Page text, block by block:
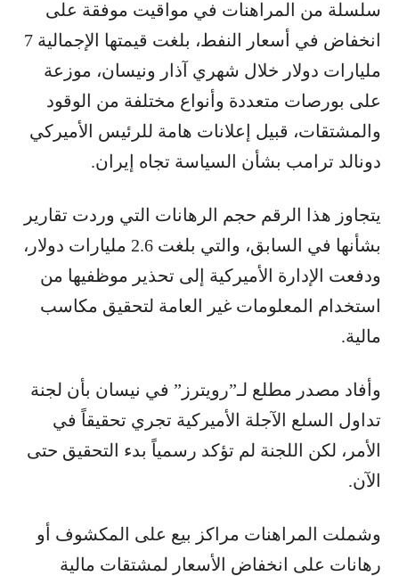
سلسلة من المراهنات في مواقيت موفقة على
انخفاض في أسعار النفط، بلغت قيمتها الإجمالية 7
مليارات دولار خلال شهري آذار ونيسان، موزعة
على بورصات متعددة وأنواع مختلفة من الوقود
والمشتقات، قبيل إعلانات هامة للرئيس الأميركي
دونالد ترامب بشأن السياسة تجاه إيران.
يتجاوز ​هذا الرقم حجم الرهانات التي وردت تقارير
بشأنها في السابق، والتي بلغت 2.6 مليارات دولار،
ودفعت الإدارة الأميركية إلى تحذير موظفيها من
استخدام المعلومات غير العامة لتحقيق مكاسب
مالية.
وأفاد ‌مصدر مطلع لـ”رويترز” في نيسان بأن لجنة
تداول السلع الآجلة الأميركية تجري تحقيقاً في
الأمر، لكن اللجنة لم تؤكد رسمياً بدء التحقيق حتى
الآن.
وشملت المراهنات مراكز بيع على المكشوف أو
رهانات على انخفاض الأسعار لمشتقات مالية